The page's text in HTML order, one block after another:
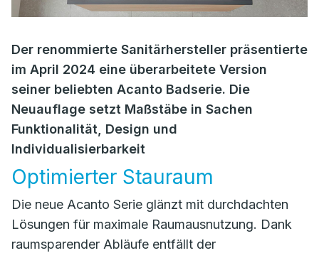
Der renommierte Sanitärhersteller präsentierte
im April 2024 eine überarbeitete Version
seiner beliebten Acanto Badserie. Die
Neuauflage setzt Maßstäbe in Sachen
Funktionalität, Design und
Individualisierbarkeit
Optimierter Stauraum
Die neue Acanto Serie glänzt mit durchdachten
Lösungen für maximale Raumausnutzung. Dank
raumsparender Abläufe entfällt der